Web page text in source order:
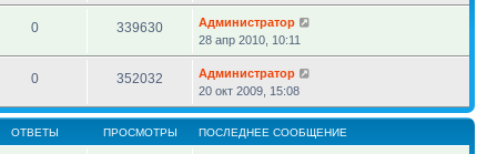
0 339630
Администратор
28 апр 2010, 10:11
0 352032
Администратор
20 окт 2009, 15:08
ОТВЕТЫ ПРОСМОТРЫ ПОСЛЕДНЕЕ СООБЩЕНИЕ